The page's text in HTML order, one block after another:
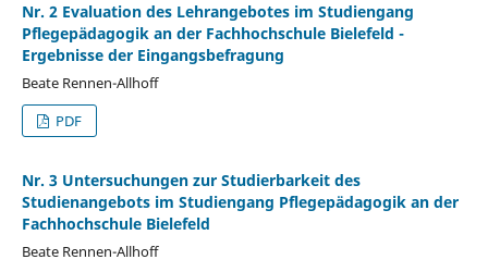
Nr. 2 Evaluation des Lehrangebotes im Studiengang
Pflegepädagogik an der Fachhochschule Bielefeld -
Ergebnisse der Eingangsbefragung
Beate Rennen-Allhoff
PDF
Nr. 3 Untersuchungen zur Studierbarkeit des
Studienangebots im Studiengang Pflegepädagogik an der
Fachhochschule Bielefeld
Beate Rennen-Allhoff